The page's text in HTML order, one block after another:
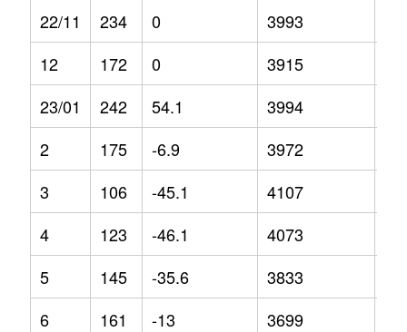
22/11
234 0 3993
12
172 0 3915
23/01
242 54.1 3994
2
175 -6.9 3972
3
106 -45.1 4107
4
123 -46.1 4073
5
145 -35.6 3833
6
161 -13 3699